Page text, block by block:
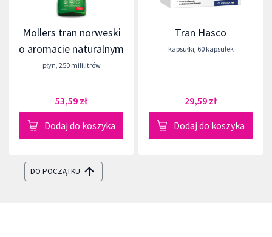
Mollers tran norweski
o aromacie naturalnym
płyn, 250 mililitrów
53,59 zł
Dodaj do koszyka
Tran Hasco
kapsułki, 60 kapsułek
29,59 zł
Dodaj do koszyka
DO POCZĄTKU